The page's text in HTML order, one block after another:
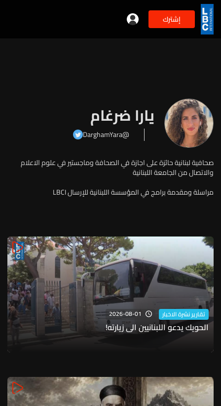
إشترك
يارا ضرغام
@DarghamYara
صحافية لبنانية حائزة على اجازة في الصحافة وماجستير في علوم الاعلام
والاتصال من الجامعة اللبنانية
مراسلة ومقدمة برامج في المؤسسة اللبنانية للإرسال LBCI
تقارير نشرة الاخبار 2026-08-01
الحويك يدعو اللبنانيين الى زيارته!